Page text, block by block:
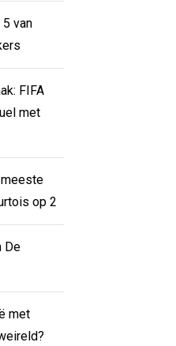
van
FIFA
met
op 2
De
met